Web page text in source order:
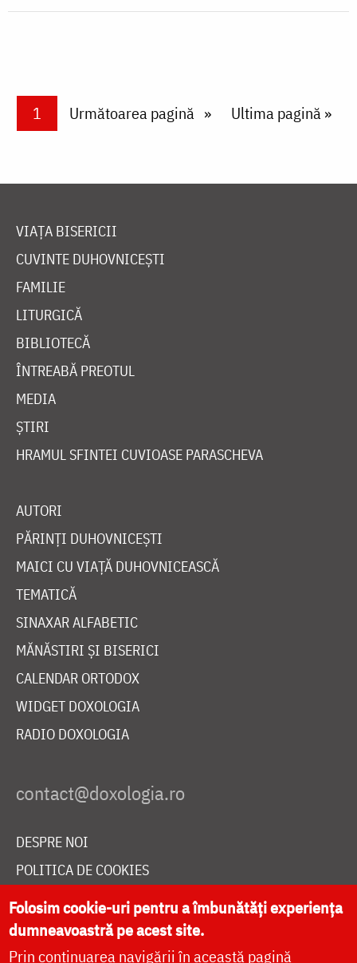
PaginareCurrent page
1 Next page
Următoarea pagină Last page
Ultima pagină »
VIAȚA BISERICII
CUVINTE DUHOVNICEȘTI
FAMILIE
LITURGICĂ
BIBLIOTECĂ
ÎNTREABĂ PREOTUL
MEDIA
ȘTIRI
HRAMUL SFINTEI CUVIOASE PARASCHEVA
AUTORI
PĂRINȚI DUHOVNICEȘTI
MAICI CU VIAȚĂ DUHOVNICEASCĂ
TEMATICĂ
SINAXAR ALFABETIC
MĂNĂSTIRI ȘI BISERICI
CALENDAR ORTODOX
WIDGET DOXOLOGIA
RADIO DOXOLOGIA
DESPRE NOI
POLITICA DE COOKIES
DONEAZĂ ONLINE PENTRU CATEDRALA NAȚIONALĂ
LIVE
Folosim cookie-uri pentru a îmbunătăți experiența
dumneavoastră pe acest site.
Prin continuarea navigării în această pagină